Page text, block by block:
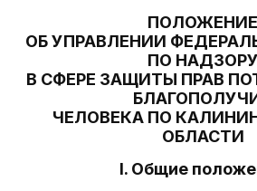
ПОЛОЖЕНИЕ
ОБ УПРАВЛЕНИИ
ПО НАДЗОРУ
В СФЕРЕ ЗАЩИТЫ ПРАВ
ЧЕЛОВЕКА ПО
ОБЛАСТИ
I. Общие